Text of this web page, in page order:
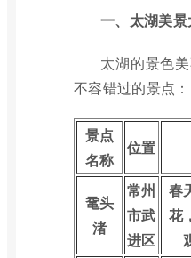
一、太湖美景
太湖的景色
不容错过的景点：
景点
名称
位置
鼋头
渚
常州
市武
进区
春
花